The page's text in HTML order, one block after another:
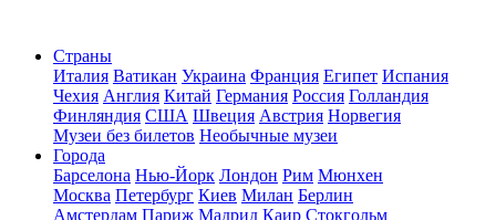
Страны
Италия Ватикан Украина Франция Египет Испания
Чехия Англия Китай Германия Россия Голландия
Финляндия США Швеция Австрия Норвегия
Музеи без билетов Необычные музеи
Города
Барселона Нью-Йорк Лондон Рим Мюнхен
Москва Петербург Киев Милан Берлин
Амстердам Париж Мадрид Каир Стокгольм